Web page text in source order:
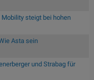
steigt bei hohen
Asta sein
und Strabag für